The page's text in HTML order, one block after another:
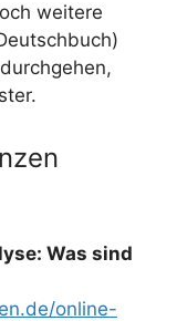
weitere
Was sind
online-